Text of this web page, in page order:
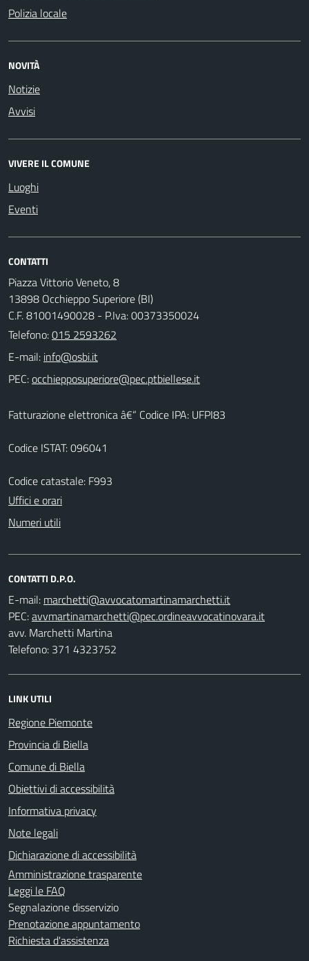
Polizia locale
NOVITÀ
Notizie
Avvisi
VIVERE IL COMUNE
Luoghi
Eventi
CONTATTI
Piazza Vittorio Veneto, 8
13898 Occhieppo Superiore (BI)
C.F. 81001490028 - P.Iva: 00373350024
Telefono:015 2593262
E-mail:
PEC:
Fatturazione elettronica â€“ Codice IPA: UFPI83
Codice ISTAT: 096041
Codice catastale: F993
Uffici e orari
Numeri utili
CONTATTI D.P.O.
E-mail:
PEC:
avv. Marchetti Martina
Telefono: 371 4323752
LINK UTILI
Regione Piemonte
Provincia di Biella
Comune di Biella
Obiettivi di accessibilità
Informativa privacy
Note legali
Dichiarazione di accessibilità
Amministrazione trasparente
Leggi le FAQ
Segnalazione disservizio
Prenotazione appuntamento
Richiesta d'assistenza